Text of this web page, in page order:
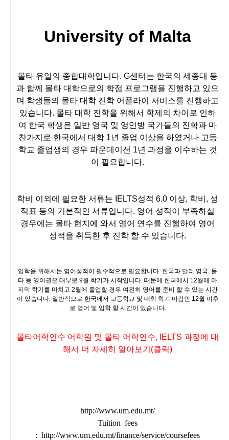
University of Malta
몰타 유일의 종합대학입니다. G센터는 한국의 세종대 등
과 함께 몰타 대학으로의 학점 프로그램을 진행하고 있으
며 학생들의 몰타 대학 진학 어플라이 서비스를 진행하고
있습니다. 몰타 대학 진학을 위해서 학제의 차이로 인하
여 한국 학생은 일반 영국 및 영연방 국가들의 진학과 마
찬가지로 한국에서 대학 1년 졸업 이상을 하였거나 고등
학교 졸업생의 경우 파운데이션 1년 과정을 이수하는 것
이 필요합니다.
학비 이외에 필요한 서류는 IELTS성적 6.0 이상, 학비, 성
적표 등의 기본적인 서류입니다. 영어 성적이 부족하실
경우에는 몰타 현지에 와서 영어 연수를 진행하여 영어
성적을 취득한 후 진학 할 수 있습니다.
입학을 위해서는 영어성적이 필수적으로 필요합니다. 한국과 달리 영국, 몰
타 등 영어권은 대부분 9월 학기가 시작입니다. 때문에 한국에서 12월에 마
지막 학기를 마치고 2월에 졸업할 경우 여전히 영어를 준비 할 수 있는 시간
이 있습니다. 일반적으로 한국에서 고등학교 및 대학 학기 마감인 12월 이후
로 영어 및 입학 할 시간이 있습니다.
몰타어학연수 어학원 및 몰타 어학연수, IELTS 과정에 대
해서 더 자세히 알아보기 (클릭)
http://www.um.edu.mt/
Tuition fees
: http://www.um.edu.mt/finance/service/coursefees